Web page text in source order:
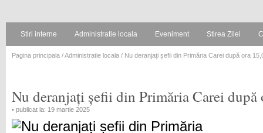
Stiri interne Administratie locala Eveniment Stirea Zilei
Pagina principala /Administratie locala / Nu deranjați șefii din Primăria Carei după ora
Nu deranjați șefii din Primăria Carei după
• publicat la: 19 martie 2025